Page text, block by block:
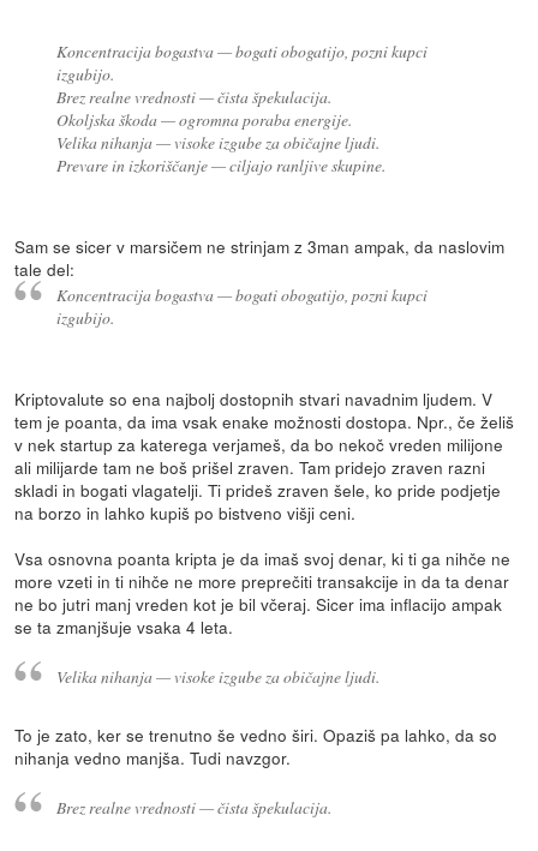
Koncentracija bogastva — bogati obogatijo, pozni kupci
izgubijo.
Brez realne vrednosti — čista špekulacija.
Okoljska škoda — ogromna poraba energije.
Velika nihanja — visoke izgube za običajne ljudi.
Prevare in izkoriščanje — ciljajo ranljive skupine.
Sam se sicer v marsičem ne strinjam z 3man ampak, da naslovim
tale del:
Koncentracija bogastva — bogati obogatijo, pozni kupci
izgubijo.
Kriptovalute so ena najbolj dostopnih stvari navadnim ljudem. V
tem je poanta, da ima vsak enake možnosti dostopa. Npr., če želiš
v nek startup za katerega verjameš, da bo nekoč vreden milijone
ali milijarde tam ne boš prišel zraven. Tam pridejo zraven razni
skladi in bogati vlagatelji. Ti prideš zraven šele, ko pride podjetje
na borzo in lahko kupiš po bistveno višji ceni.
Vsa osnovna poanta kripta je da imaš svoj denar, ki ti ga nihče ne
more vzeti in ti nihče ne more preprečiti transakcije in da ta denar
ne bo jutri manj vreden kot je bil včeraj. Sicer ima inflacijo ampak
se ta zmanjšuje vsaka 4 leta.
Velika nihanja — visoke izgube za običajne ljudi.
To je zato, ker se trenutno še vedno širi. Opaziš pa lahko, da so
nihanja vedno manjša. Tudi navzgor.
Brez realne vrednosti — čista špekulacija.